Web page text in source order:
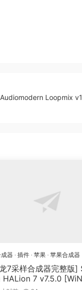
Loopmix
器 ·插件 ·苹果 ·苹果合成器
7采样合成器完整版]
HALion 7 v7.5.0